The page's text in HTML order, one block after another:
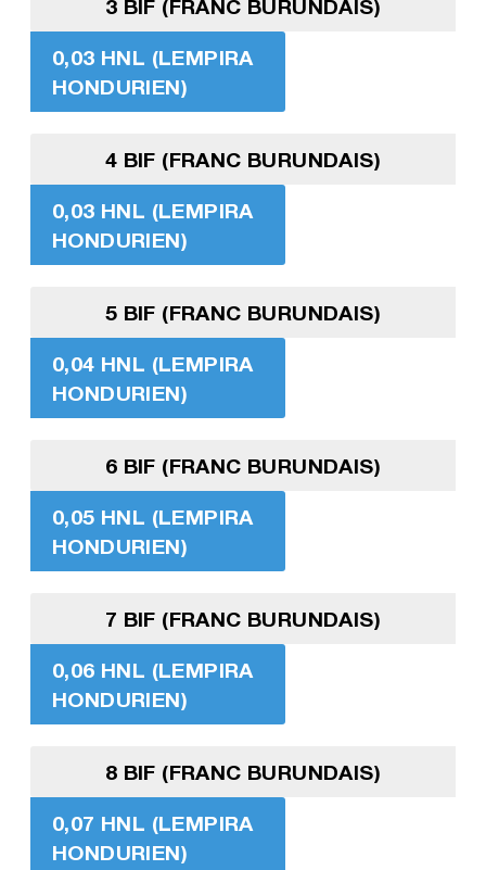
3 BIF (FRANC BURUNDAIS)
0,03 HNL (LEMPIRA
HONDURIEN)
4 BIF (FRANC BURUNDAIS)
0,03 HNL (LEMPIRA
HONDURIEN)
5 BIF (FRANC BURUNDAIS)
0,04 HNL (LEMPIRA
HONDURIEN)
6 BIF (FRANC BURUNDAIS)
0,05 HNL (LEMPIRA
HONDURIEN)
7 BIF (FRANC BURUNDAIS)
0,06 HNL (LEMPIRA
HONDURIEN)
8 BIF (FRANC BURUNDAIS)
0,07 HNL (LEMPIRA
HONDURIEN)